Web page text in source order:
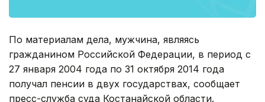
По материалам дела, мужчина, являясь
гражданином Российской Федерации, в период с
27 января 2004 года по 31 октября 2014 года
получал пенсии в двух государствах, сообщает
пресс-служба суда Костанайской области.